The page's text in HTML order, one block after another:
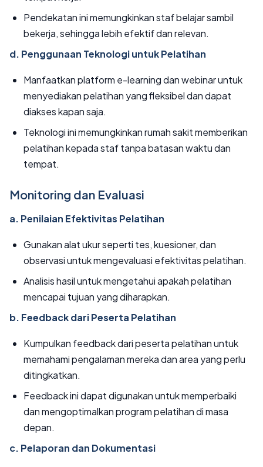
Pendekatan ini memungkinkan staf belajar sambil
bekerja, sehingga lebih efektif dan relevan.
d. Penggunaan Teknologi untuk Pelatihan
Manfaatkan platform e-learning dan webinar untuk
menyediakan pelatihan yang fleksibel dan dapat
diakses kapan saja.
Teknologi ini memungkinkan rumah sakit memberikan
pelatihan kepada staf tanpa batasan waktu dan
tempat.
Monitoring dan Evaluasi
a. Penilaian Efektivitas Pelatihan
Gunakan alat ukur seperti tes, kuesioner, dan
observasi untuk mengevaluasi efektivitas pelatihan.
Analisis hasil untuk mengetahui apakah pelatihan
mencapai tujuan yang diharapkan.
b. Feedback dari Peserta Pelatihan
Kumpulkan feedback dari peserta pelatihan untuk
memahami pengalaman mereka dan area yang perlu
ditingkatkan.
Feedback ini dapat digunakan untuk memperbaiki
dan mengoptimalkan program pelatihan di masa
depan.
c. Pelaporan dan Dokumentasi